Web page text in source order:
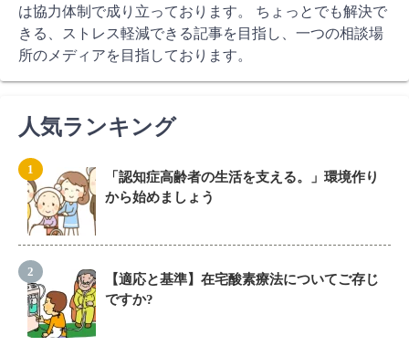
は協力体制で成り立っております。 ちょっとでも解決で
きる、ストレス軽減できる記事を目指し、一つの相談場
所のメディアを目指しております。
人気ランキング
「認知症高齢者の生活を支える。」環境作り
から始めましょう
【適応と基準】在宅酸素療法についてご存じ
ですか?